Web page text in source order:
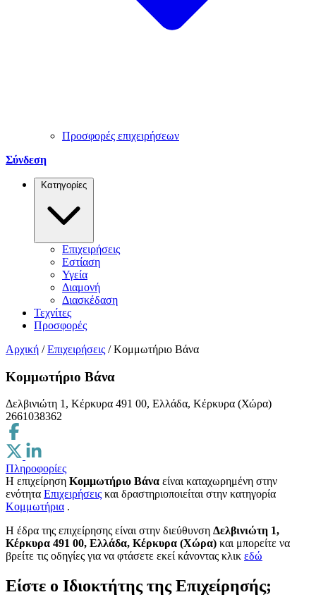
Προσφορές επιχειρήσεων
Σύνδεση
Κατηγορίες
Επιχειρήσεις
Εστίαση
Υγεία
Διαμονή
Διασκέδαση
Τεχνίτες
Προσφορές
Αρχική / Επιχειρήσεις / Κομμωτήριο Βάνα
Κομμωτήριο Βάνα
Δελβινιώτη 1, Κέρκυρα 491 00, Ελλάδα, Κέρκυρα (Χώρα)
2661038362
Πληροφορίες
Η επιχείρηση Κομμωτήριο Βάνα είναι καταχωρημένη στην
ενότητα Επιχειρήσεις και δραστηριοποιείται στην κατηγορία
Κομμωτήρια .
H έδρα της επιχείρησης είναι στην διεύθυνση Δελβινιώτη 1,
Κέρκυρα 491 00, Ελλάδα, Κέρκυρα (Χώρα) και μπορείτε να
βρείτε τις οδηγίες για να φτάσετε εκεί κάνοντας κλικ εδώ
Είστε ο Ιδιοκτήτης της Επιχείρησής;